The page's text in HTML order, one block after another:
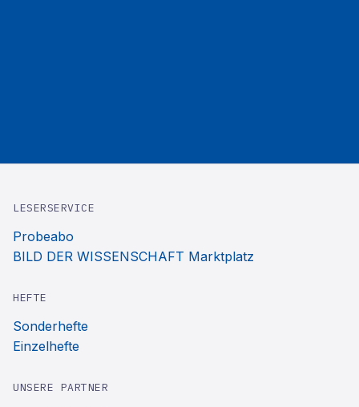
LESERSERVICE
Probeabo
BILD DER WISSENSCHAFT Marktplatz
HEFTE
Sonderhefte
Einzelhefte
UNSERE PARTNER